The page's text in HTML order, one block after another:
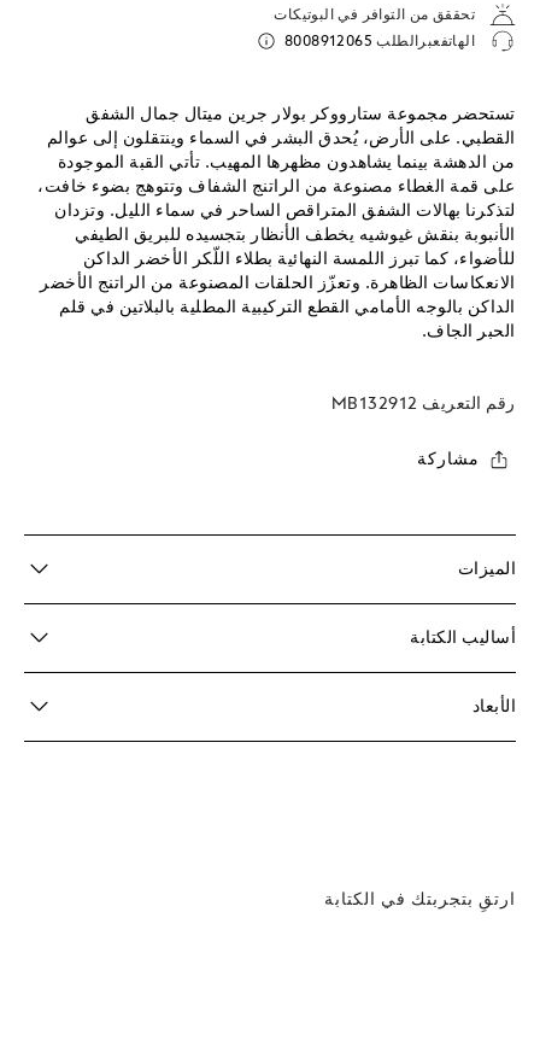
تحققق من التوافر في البوتيكات
الهاتفعبرالطلب 8008912065
تستحضر مجموعة ستارووكر بولار جرين ميتال جمال الشفق
القطبي. على الأرض، يُحدق البشر في السماء وينتقلون إلى عوالم
من الدهشة بينما يشاهدون مظهرها المهيب. تأتي القبة الموجودة
على قمة الغطاء مصنوعة من الراتنج الشفاف وتتوهج بضوء خافت،
لتذكرنا بهالات الشفق المتراقص الساحر في سماء الليل. وتزدان
الأنبوبة بنقش غيوشيه يخطف الأنظار بتجسيده للبريق الطيفي
للأضواء، كما تبرز اللمسة النهائية بطلاء اللّكر الأخضر الداكن
الانعكاسات الظاهرة. وتعزّز الحلقات المصنوعة من الراتنج الأخضر
الداكن بالوجه الأمامي القطع التركيبية المطلية بالبلاتين في قلم
الحبر الجاف.
رقم التعريف MB132912
مشاركة
الميزات
أساليب الكتابة
الأبعاد
ارتقِ بتجربتك في الكتابة